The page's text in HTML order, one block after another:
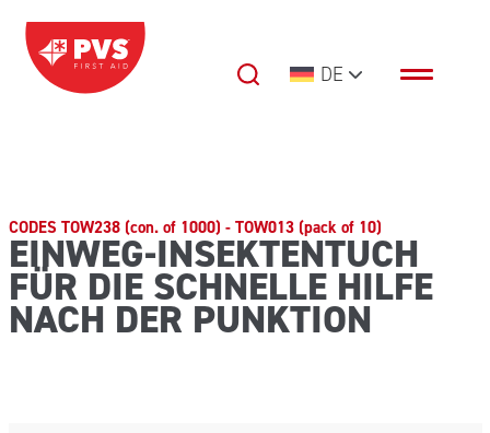
Zum Inhalt springen
Hauptnavigation DE
CODES TOW238 (con. of 1000) - TOW013 (pack of 10)
EINWEG-INSEKTENTUCH
FÜR DIE SCHNELLE HILFE
NACH DER PUNKTION